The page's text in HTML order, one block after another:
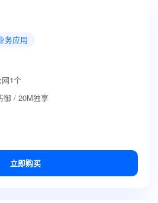
务应用
1个
御 / 20M独享
立即购买